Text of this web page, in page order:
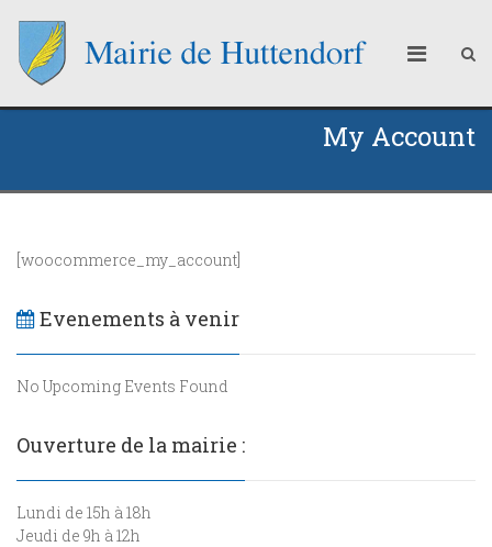
My Account
[woocommerce_my_account]
Evenements à venir
No Upcoming Events Found
Ouverture de la mairie :
Lundi de 15h à 18h
Jeudi de 9h à 12h